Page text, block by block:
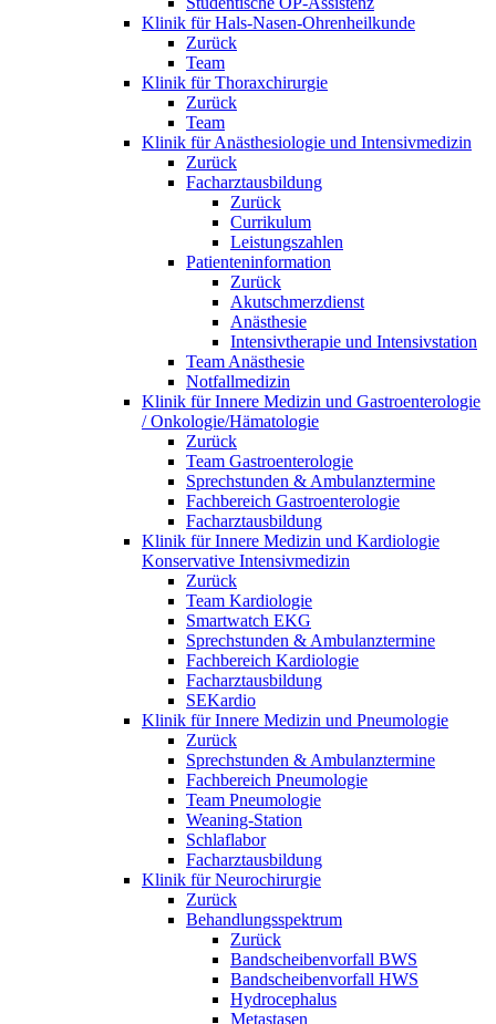
Klinik für Hals-Nasen-Ohrenheilkunde
Zurück
Team
Klinik für Thoraxchirurgie
Zurück
Team
Klinik für Anästhesiologie und Intensivmedizin
Zurück
Facharztausbildung
Zurück
Currikulum
Leistungszahlen
Patienteninformation
Zurück
Akutschmerzdienst
Anästhesie
Intensivtherapie und Intensivstation
Team Anästhesie
Notfallmedizin
Klinik für Innere Medizin und Gastroenterologie
/ Onkologie/Hämatologie
Zurück
Team Gastroenterologie
Sprechstunden & Ambulanztermine
Fachbereich Gastroenterologie
Facharztausbildung
Klinik für Innere Medizin und Kardiologie
Konservative Intensivmedizin
Zurück
Team Kardiologie
Smartwatch EKG
Sprechstunden & Ambulanztermine
Fachbereich Kardiologie
Facharztausbildung
SEKardio
Klinik für Innere Medizin und Pneumologie
Zurück
Sprechstunden & Ambulanztermine
Fachbereich Pneumologie
Team Pneumologie
Weaning-Station
Schlaflabor
Facharztausbildung
Klinik für Neurochirurgie
Zurück
Behandlungsspektrum
Zurück
Bandscheibenvorfall BWS
Bandscheibenvorfall HWS
Hydrocephalus
Metastasen